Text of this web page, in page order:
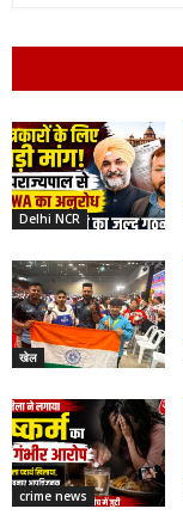
Delhi NCR
खेल
crime news